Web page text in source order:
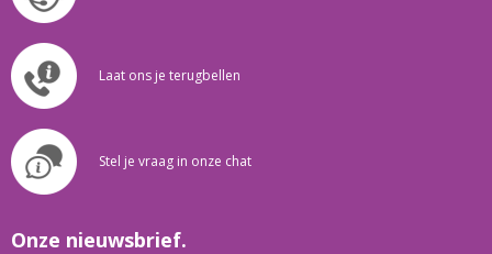
Laat ons je terugbellen
Stel je vraag in onze chat
Onze nieuwsbrief.